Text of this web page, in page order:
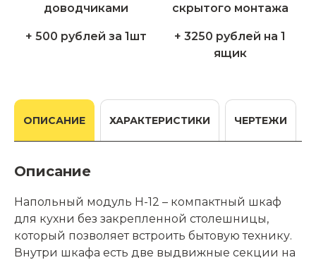
+ 500 рублей за 1шт
+ 3250 рублей на 1
ящик
ОПИСАНИЕ ХАРАКТЕРИСТИКИ ЧЕРТЕЖИ
Описание
Напольный модуль Н-12 – компактный шкаф
для кухни без закрепленной столешницы,
который позволяет встроить бытовую технику.
Внутри шкафа есть две выдвижные секции на